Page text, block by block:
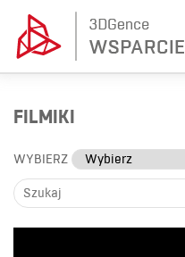
FILMIKI
WYBIERZ